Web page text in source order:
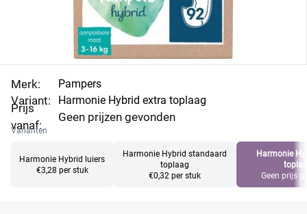
Merk:
Variant:
Prijs
vanaf:
Pampers
Harmonie Hybrid extra toplaag
Geen prijzen gevonden
Varianten
Harmonie Hybrid luiers
€3,28 per stuk
Harmonie Hybrid standaard
toplaag
€0,32 per stuk
Harmonie
Geen prijs